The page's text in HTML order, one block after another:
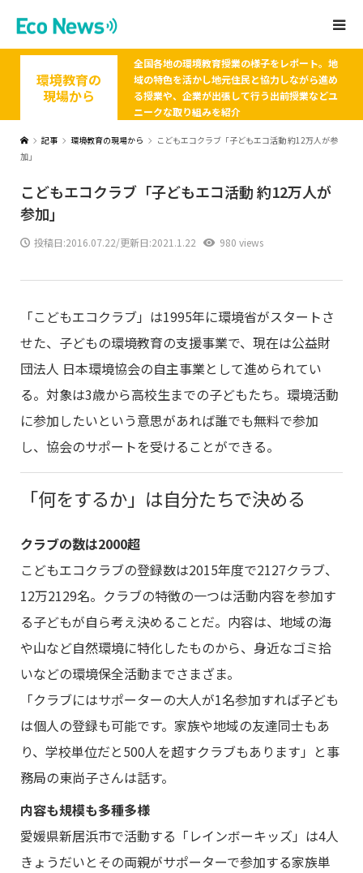
環境教育の
現場から
全国各地の環境教育授業の様子をレポート。地
域の特色を活かし地元住民と協力しながら進め
る授業や、企業が出張して行う出前授業などユ
ニークな取り組みを紹介
記事 環境教育の現場から
こどもエコクラブ「子どもエコ活動 約12万人が参
加」
こどもエコクラブ「子どもエコ活動 約12万人が
参加」
投稿日:2016.07.22/更新日:2021.1.22 980 views
「こどもエコクラブ」は1995年に環境省がスタートさ
せた、子どもの環境教育の支援事業で、現在は公益財
団法人 日本環境協会の自主事業として進められてい
る。対象は3歳から高校生までの子どもたち。環境活動
に参加したいという意思があれば誰でも無料で参加
し、協会のサポートを受けることができる。
「何をするか」は自分たちで決める
クラブの数は2000超
こどもエコクラブの登録数は2015年度で2127クラブ、
12万2129名。クラブの特徴の一つは活動内容を参加す
る子どもが自ら考え決めることだ。内容は、地域の海
や山など自然環境に特化したものから、身近なゴミ拾
いなどの環境保全活動までさまざま。
「クラブにはサポーターの大人が1名参加すれば子ども
は個人の登録も可能です。家族や地域の友達同士もあ
り、学校単位だと500人を超すクラブもあります」と事
務局の東尚子さんは話す。
内容も規模も多種多様
愛媛県新居浜市で活動する「レインボーキッズ」は4人
きょうだいとその両親がサポーターで参加する家族単